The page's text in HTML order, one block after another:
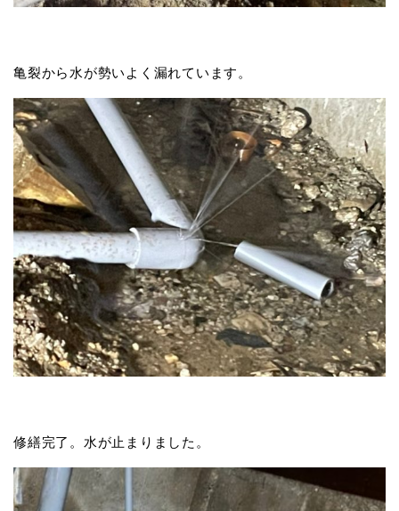
亀裂から水が勢いよく漏れています。
修繕完了。水が止まりました。